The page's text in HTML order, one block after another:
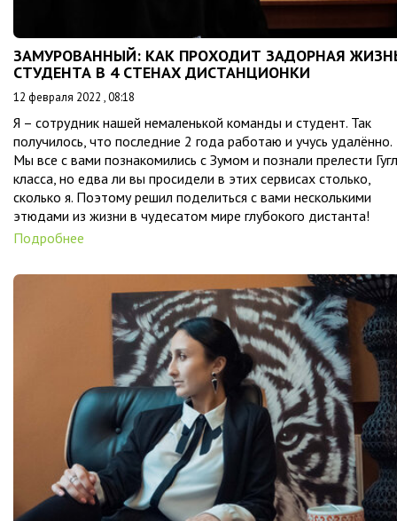
ЗАМУРОВАННЫЙ: КАК ПРОХОДИТ ЗАДОРНАЯ
СТУДЕНТА В 4 СТЕНАХ ДИСТАНЦИОНКИ
12 февраля 2022 , 08:18
Я – сотрудник нашей немаленькой команды и студент. Так
получилось, что последние 2 года работаю и учусь удалённо.
Мы все с вами познакомились с Зумом и познали прелести
класса, но едва ли вы просидели в этих сервисах столько,
сколько я. Поэтому решил поделиться с вами несколькими
этюдами из жизни в чудесатом мире глубокого дистанта!
Подробнее